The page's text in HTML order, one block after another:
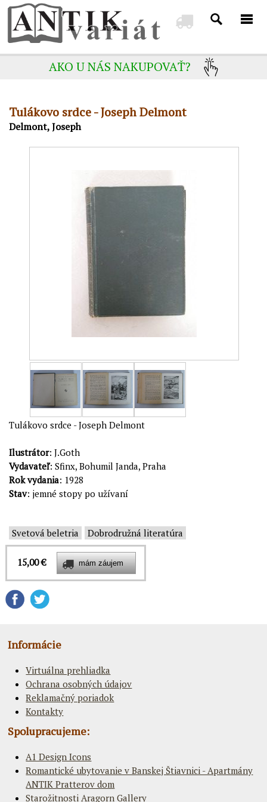
AKO U NÁS NAKUPOVAŤ?
Tulákovo srdce - Joseph Delmont
Delmont, Joseph
Tulákovo srdce - Joseph Delmont
Ilustrátor: J.Goth
Vydavateľ: Sfinx, Bohumil Janda, Praha
Rok vydania: 1928
Stav: jemné stopy po užívaní
Svetová beletria Dobrodružná literatúra
15,00 €
Informácie
Virtuálna prehliadka
Ochrana osobných údajov
Reklamačný poriadok
Kontakty
Spolupracujeme:
A1 Design Icons
Romantické ubytovanie v Banskej Štiavnici - Apartmány
ANTIK Pratterov dom
Starožitnosti Aragorn Gallery